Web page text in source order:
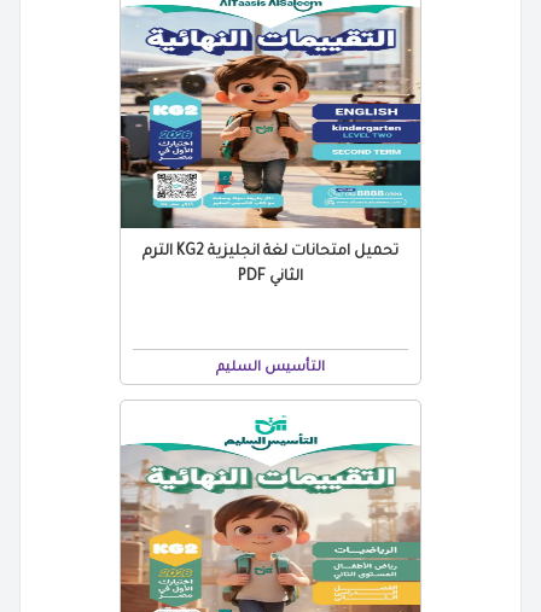
تحميل امتحانات لغة انجليزية KG2 الترم
الثاني PDF
التأسيس السليم